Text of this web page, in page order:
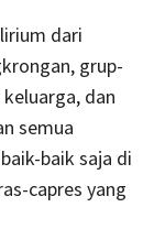
dari
grup-
dan
semua
baik saja di
capres yang